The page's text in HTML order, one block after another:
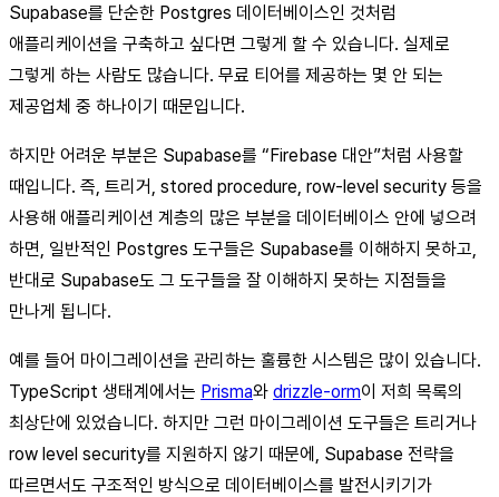
Supabase를 단순한 Postgres 데이터베이스인 것처럼
애플리케이션을 구축하고 싶다면 그렇게 할 수 있습니다. 실제로
그렇게 하는 사람도 많습니다. 무료 티어를 제공하는 몇 안 되는
제공업체 중 하나이기 때문입니다.
하지만 어려운 부분은 Supabase를 “Firebase 대안”처럼 사용할
때입니다. 즉, 트리거, stored procedure, row-level security 등을
사용해 애플리케이션 계층의 많은 부분을 데이터베이스 안에 넣으려
하면, 일반적인 Postgres 도구들은 Supabase를 이해하지 못하고,
반대로 Supabase도 그 도구들을 잘 이해하지 못하는 지점들을
만나게 됩니다.
예를 들어 마이그레이션을 관리하는 훌륭한 시스템은 많이 있습니다.
TypeScript 생태계에서는 Prisma와 drizzle-orm이 저희 목록의
최상단에 있었습니다. 하지만 그런 마이그레이션 도구들은 트리거나
row level security를 지원하지 않기 때문에, Supabase 전략을
따르면서도 구조적인 방식으로 데이터베이스를 발전시키기가